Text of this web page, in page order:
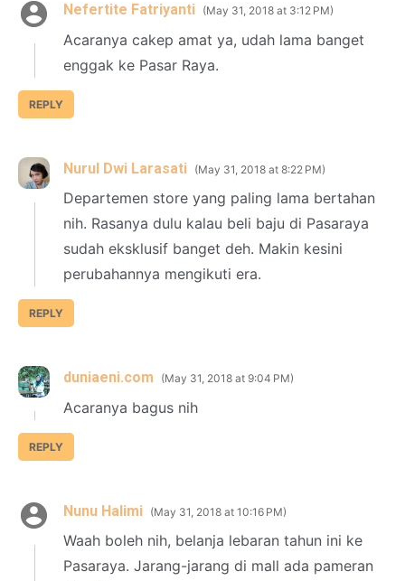
Nefertite Fatriyanti May 31, 2018 at 3:12 PM
Acaranya cakep amat ya, udah lama banget
enggak ke Pasar Raya.
REPLY
Nurul Dwi Larasati May 31, 2018 at 8:22 PM
Departemen store yang paling lama bertahan
nih. Rasanya dulu kalau beli baju di Pasaraya
sudah eksklusif banget deh. Makin kesini
perubahannya mengikuti era.
REPLY
duniaeni.com May 31, 2018 at 9:04 PM
Acaranya bagus nih
REPLY
Nunu Halimi May 31, 2018 at 10:16 PM
Waah boleh nih, belanja lebaran tahun ini ke
Pasaraya. Jarang-jarang di mall ada pameran